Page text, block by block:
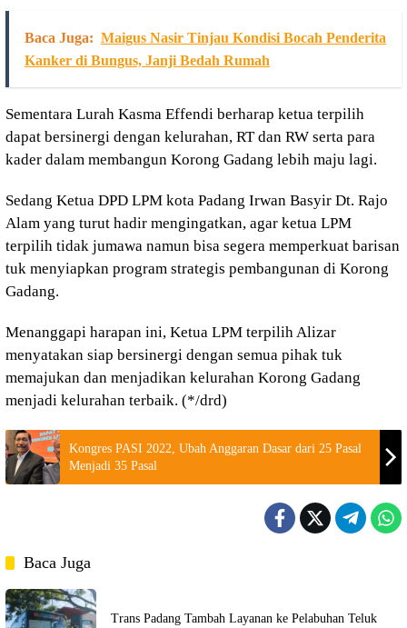
Baca Juga: Maigus Nasir Tinjau Kondisi Bocah Penderita
Kanker di Bungus, Janji Bedah Rumah
Sementara Lurah Kasma Effendi berharap ketua terpilih
dapat bersinergi dengan kelurahan, RT dan RW serta para
kader dalam membangun Korong Gadang lebih maju lagi.
Sedang Ketua DPD LPM kota Padang Irwan Basyir Dt. Rajo
Alam yang turut hadir mengingatkan, agar ketua LPM
terpilih tidak jumawa namun bisa segera memperkuat barisan
tuk menyiapkan program strategis pembangunan di Korong
Gadang.
Menanggapi harapan ini, Ketua LPM terpilih Alizar
menyatakan siap bersinergi dengan semua pihak tuk
memajukan dan menjadikan kelurahan Korong Gadang
menjadi kelurahan terbaik. (*/drd)
Kongres PASI 2022, Ubah Anggaran Dasar dari 25 Pasal
Menjadi 35 Pasal
Baca Juga
Trans Padang Tambah Layanan ke Pelabuhan Teluk